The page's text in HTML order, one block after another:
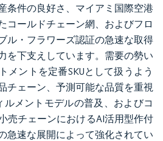
条件の良好さ、マイアミ国際空港
コールドチェーン網、およびフロ
ル・フラワーズ認証の急速な取得
を下支えしています。需要の勢い
メントを定番SKUとして扱うよう
チェーン、予測可能な品質を重視
メントモデルの普及、およびコ
売チェーンにおけるAI活用型作付
急速な展開によって強化されてい